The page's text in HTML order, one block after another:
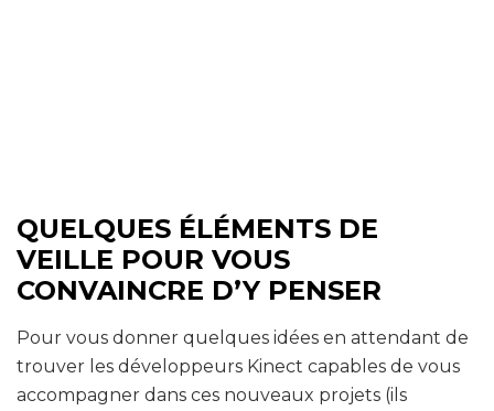
QUELQUES ÉLÉMENTS DE
VEILLE POUR VOUS
CONVAINCRE D’Y PENSER
Pour vous donner quelques idées en attendant de
trouver les développeurs Kinect capables de vous
accompagner dans ces nouveaux projets (ils